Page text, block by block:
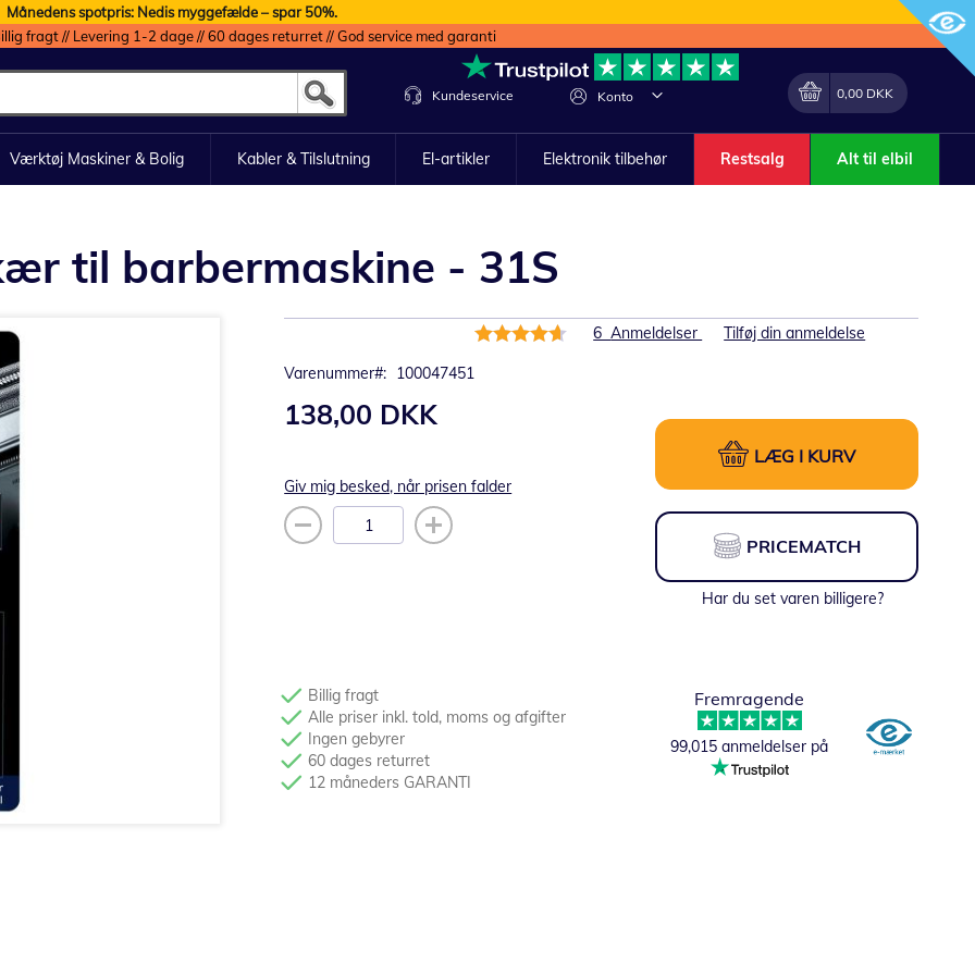
Månedens spotpris: Nedis myggefælde – spar 50%.
fragt // Levering 1-2 dage // 60 dages returret // God service med garanti
Konto
Lave
Min indkøbskurv
0,00 DKK
Kundeservice
Værktøj Maskiner & Bolig Kabler & Tilslutning El-artikler Elektronik tilbehør Restsalg Alt til elbil
til barbermaskine - 31S
Varenummer 100047451
Bedømmelse:
6Anmeldelser Tilføj din anmeldelse
138,00 DKK
Giv mig besked, når prisen falder
LÆG I KURV
PRICEMATCH
Har du set varen billigere?
Billig fragt
Alle priser inkl. told, moms og afgifter
Ingen gebyrer
60 dages returret
12 måneders GARANTI
Fremragende
99,015 anmeldelser på